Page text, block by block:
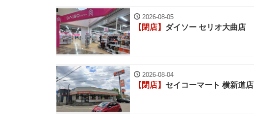
2026-08-05
【閉店】 ダイソー セリオ大曲店
2026-08-04
【閉店】 セイコーマート 横新道店